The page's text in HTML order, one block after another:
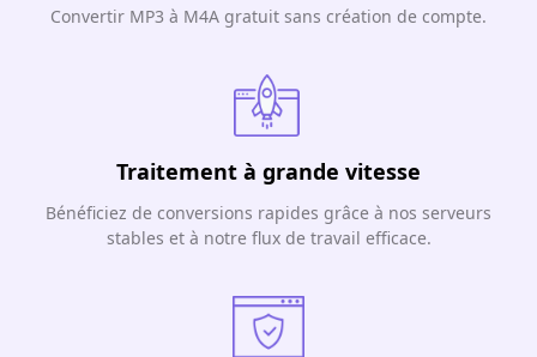
Convertir MP3 à M4A gratuit sans création de compte.
Traitement à grande vitesse
Bénéficiez de conversions rapides grâce à nos serveurs
stables et à notre flux de travail efficace.